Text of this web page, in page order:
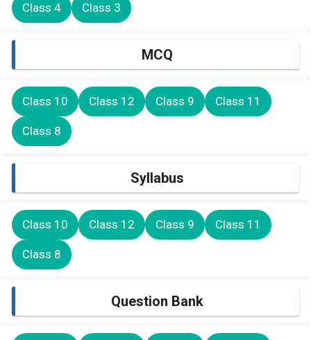
Class 4 Class 3
MCQ
Class 10 Class 12 Class 9 Class 11
Class 8
Syllabus
Class 10 Class 12 Class 9 Class 11
Class 8
Question Bank